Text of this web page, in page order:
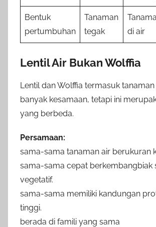
Bentuk
pertumbuhan
Tanaman
tegak
di air
Lentil Air Bukan Wolffia
Lentil dan Wolffia termasuk tanaman
banyak kesamaan, tetapi ini
yang berbeda.
Persamaan:
sama-sama tanaman air berukuran
sama-sama cepat berkembangbiak
vegetatif.
sama-sama memiliki kandungan
tinggi.
berada di famili yang sama